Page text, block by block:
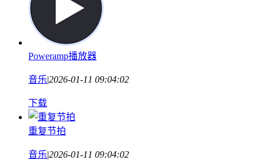
Poweramp播放器
音乐|2026-01-11 09:04:02
下载
重复节拍
音乐|2026-01-11 09:04:02